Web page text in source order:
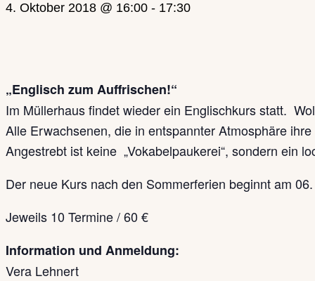
4. Oktober 2018 @ 16:00 - 17:30
„Englisch zum Auffrischen!“
Im Müllerhaus findet wieder ein Englischkurs statt.
Alle Erwachsenen, die in entspannter Atmosphäre
Angestrebt ist keine „Vokabelpaukerei“, sondern ein
Der neue Kurs nach den Sommerferien beginnt am
Jeweils 10 Termine / 60 €
Information und Anmeldung:
Vera Lehnert